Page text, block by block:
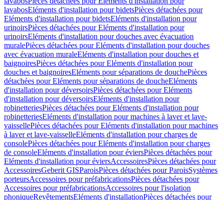
lavabosEléments d'installation pour bidetsPièces détachées pour
Eléments d'installation pour bidetsEléments d'installation pour
urinoirsPièces détachées pour Eléments d'installation pour
urinoirsEléments d'installation pour douches avec évacuation
muralePièces détachées pour Eléments d'installation pour douches
avec évacuation muraleEléments d'installation pour douches et
baignoiresPièces détachées pour Eléments d'installation pour
douches et baignoiresEléments pour séparations de douchePièces
détachées pour Eléments pour séparations de doucheEléments
d'installation pour déversoirsPièces détachées pour Eléments
d'installation pour déversoirsEléments d'installation pour
robinetteriesPièces détachées pour Eléments d'installation pour
robinetteriesEléments d'installation pour machines à laver et lave-
vaissellePièces détachées pour Eléments d'installation pour machines
à laver et lave-vaisselleEléments d'installation pour charges de
consolePièces détachées pour Eléments d'installation pour charges
de consoleEléments d'installation pour éviersPièces détachées pour
Eléments d'installation pour éviersAccessoiresPièces détachées pour
AccessoiresGeberit GISParoisPièces détachées pour ParoisSystèmes
porteursAccessoires pour préfabricationsPièces détachées pour
Accessoires pour préfabricationsAccessoires pour l'isolation
phoniqueRevêtementsEléments d'installationPièces détachées pour